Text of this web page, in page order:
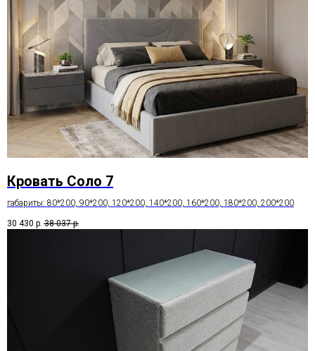
Кровать Соло 7
габариты: 80*200, 90*200, 120*200, 140*200, 160*200, 180*200, 200*200
30 430 р. 38 037 р.